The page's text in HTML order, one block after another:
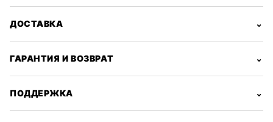
ДОСТАВКА ⌄
ГАРАНТИЯ И ВОЗВРАТ ⌄
ПОДДЕРЖКА ⌄